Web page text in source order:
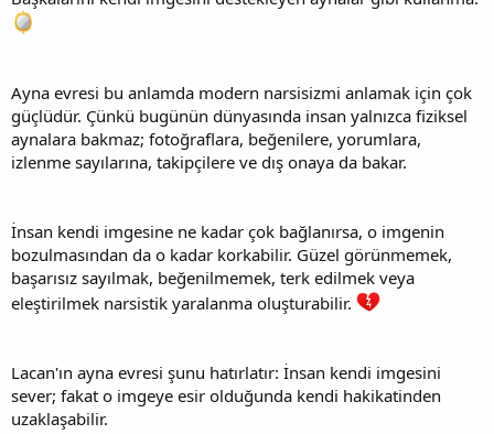
Ayna evresi bu anlamda modern narsisizmi anlamak için çok
güçlüdür. Çünkü bugünün dünyasında insan yalnızca fiziksel
aynalara bakmaz; fotoğraflara, beğenilere, yorumlara,
izlenme sayılarına, takipçilere ve dış onaya da bakar.
İnsan kendi imgesine ne kadar çok bağlanırsa, o imgenin
bozulmasından da o kadar korkabilir. Güzel görünmemek,
başarısız sayılmak, beğenilmemek, terk edilmek veya
eleştirilmek narsistik yaralanma oluşturabilir.
Lacan'ın ayna evresi şunu hatırlatır: İnsan kendi imgesini
sever; fakat o imgeye esir olduğunda kendi hakikatinden
uzaklaşabilir.